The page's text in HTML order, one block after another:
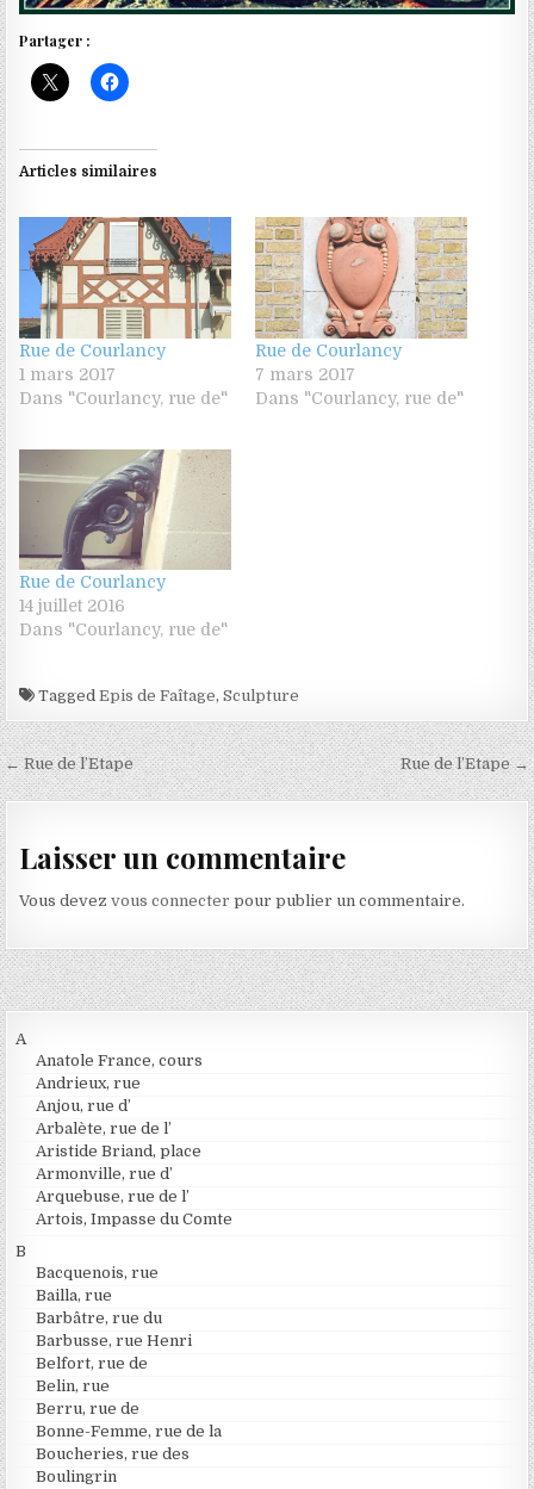
Partager :
Articles similaires
Rue de Courlancy
1 mars 2017
Dans "Courlancy, rue de"
Rue de Courlancy
7 mars 2017
Dans "Courlancy, rue de"
Rue de Courlancy
14 juillet 2016
Dans "Courlancy, rue de"
TaggedEpis de Faîtage,Sculpture
Navigation de l’article Rue de l’Etape →
← Rue de l’Etape
Laisser un commentaire
Vous devezvous connecter pour publier un commentaire.
A
Anatole France, cours
Andrieux, rue
Anjou, rue d’
Arbalète, rue de l’
Aristide Briand, place
Armonville, rue d’
Arquebuse, rue de l’
Artois, Impasse du Comte
B
Bacquenois, rue
Bailla, rue
Barbâtre, rue du
Barbusse, rue Henri
Belfort, rue de
Belin, rue
Berru, rue de
Bonne-Femme, rue de la
Boucheries, rue des
Boulingrin